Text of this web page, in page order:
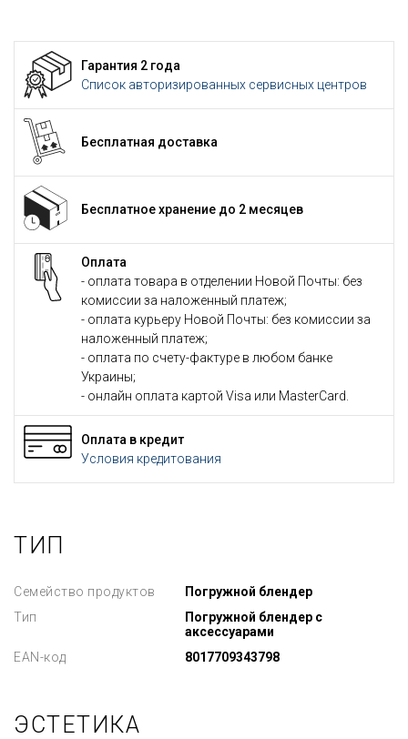
Гарантия 2 года
Список авторизированных сервисных центров
Бесплатная доставка
Бесплатное хранение до 2 месяцев
Оплата
- оплата товара в отделении Новой Почты: без
комиссии за наложенный платеж;
- оплата курьеру Новой Почты: без комиссии за
наложенный платеж;
- оплата по счету-фактуре в любом банке
Украины;
- онлайн оплата картой Visa или MasterCard.
Оплата в кредит
Условия кредитования
ТИП
Семейство продуктов
Погружной блендер
Тип
Погружной блендер с
аксессуарами
EAN-код
8017709343798
ЭСТЕТИКА